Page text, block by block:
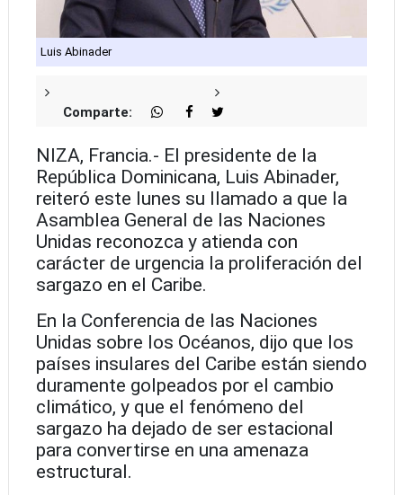
Luis Abinader
Comparte:
NIZA, Francia.- El presidente de la
República Dominicana, Luis Abinader,
reiteró este lunes su llamado a que la
Asamblea General de las Naciones
Unidas reconozca y atienda con
carácter de urgencia la proliferación del
sargazo en el Caribe.
En la Conferencia de las Naciones
Unidas sobre los Océanos, dijo que los
países insulares del Caribe están siendo
duramente golpeados por el cambio
climático, y que el fenómeno del
sargazo ha dejado de ser estacional
para convertirse en una amenaza
estructural.